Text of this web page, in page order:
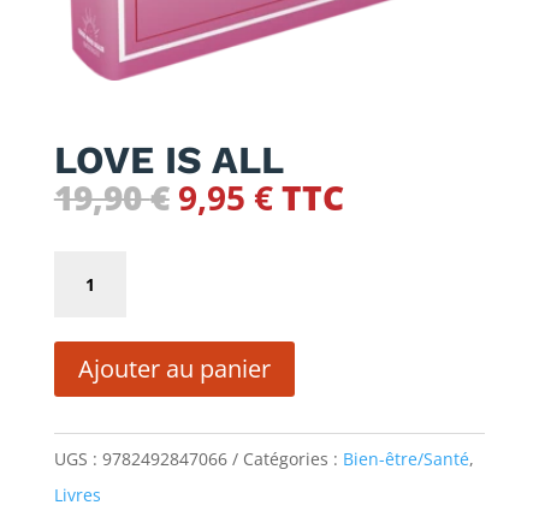
LOVE IS ALL
19,90€ Le
19,90 €.
9,95 €Le
9,95 €.
TTC
LOVE
Ajouter au panier
UGS : 9782492847066 Catégories : Bien-être/Santé,
Livres